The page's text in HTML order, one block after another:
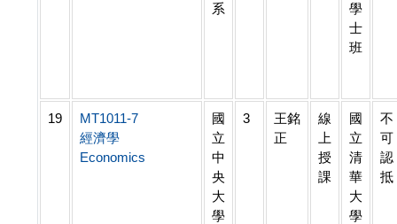
系
學
士
班
19
MT1011-7
經濟學
Economics
國
立
中
央
大
學
3
王銘
正
線
上
授
課
國
立
清
華
大
學
不
可
認
抵